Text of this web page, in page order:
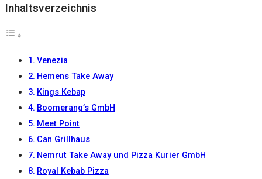
Inhaltsverzeichnis
Venezia
Hemens Take Away
Kings Kebap
Boomerang’s GmbH
Meet Point
Can Grillhaus
Nemrut Take Away und Pizza Kurier GmbH
Royal Kebab Pizza
Indem Sie uns Ihre
Verhalten beim
Besuch unserer
Website mitteilen,
erhöhen Sie die
Wahrscheinlichkeit,
personalisierte
Inhalte und
sehen.